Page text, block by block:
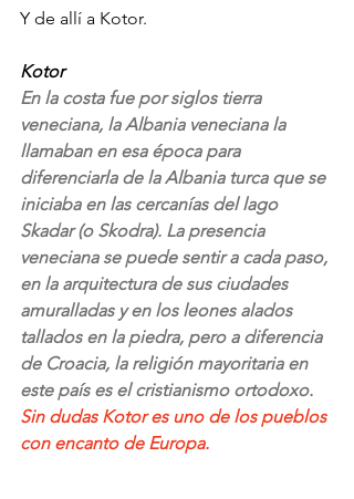
Y de allí a Kotor.
Kotor
En la costa fue por siglos tierra
veneciana, la Albania veneciana la
llamaban en esa época para
diferenciarla de la Albania turca que se
iniciaba en las cercanías del lago
Skadar (o Skodra). La presencia
veneciana se puede sentir a cada paso,
en la arquitectura de sus ciudades
amuralladas y en los leones alados
tallados en la piedra, pero a diferencia
de Croacia, la religión mayoritaria en
este país es el cristianismo ortodoxo.
Sin dudas Kotor es uno de los pueblos
con encanto de Europa.